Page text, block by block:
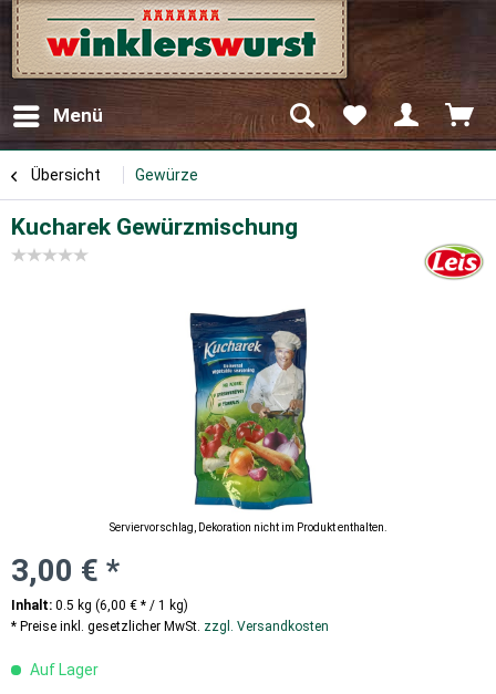
Menü
Übersicht Gewürze
Kucharek Gewürzmischung
Serviervorschlag, Dekoration nicht im Produkt enthalten.
3,00 € *
Inhalt: 0.5 kg (6,00 € * / 1 kg)
* Preise inkl. gesetzlicher MwSt. zzgl. Versandkosten
Auf Lager